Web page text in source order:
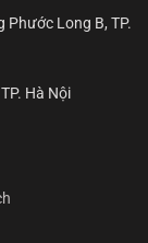
Phước Long B, TP.
Hà Nội